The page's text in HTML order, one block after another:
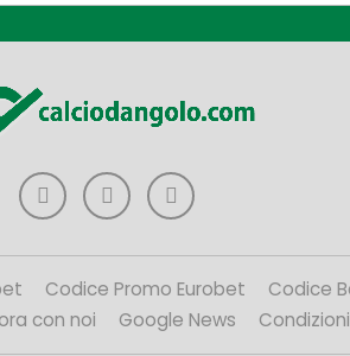
Codice Promo Eurobet Codice
con noi Google News